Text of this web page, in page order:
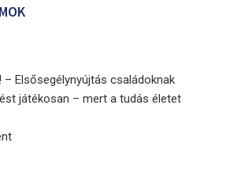
– Elsősegélynyújtás családoknak
játékosan – mert a tudás életet